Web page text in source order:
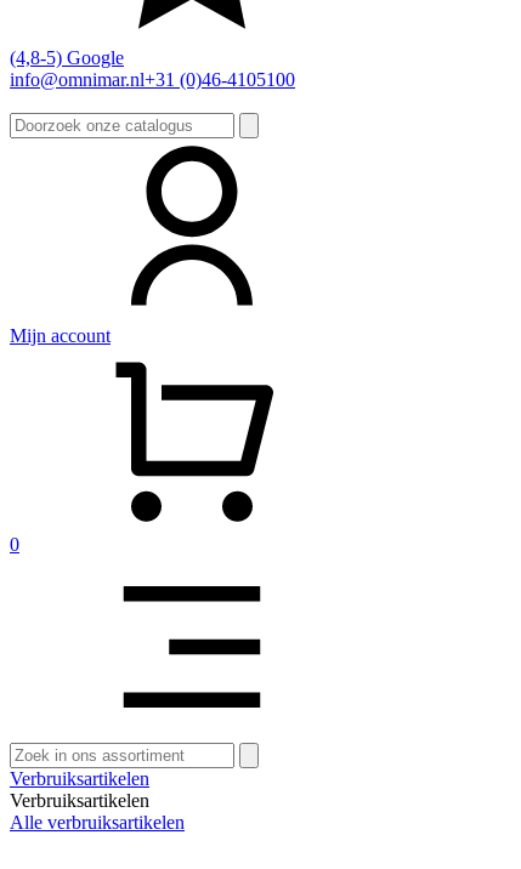
(4,8-5) Google
info@omnimar.nl+31 (0)46-4105100
Zoeken
naar:
Mijn account
0
Zoeken
naar:
Verbruiksartikelen
Verbruiksartikelen
Alle verbruiksartikelen